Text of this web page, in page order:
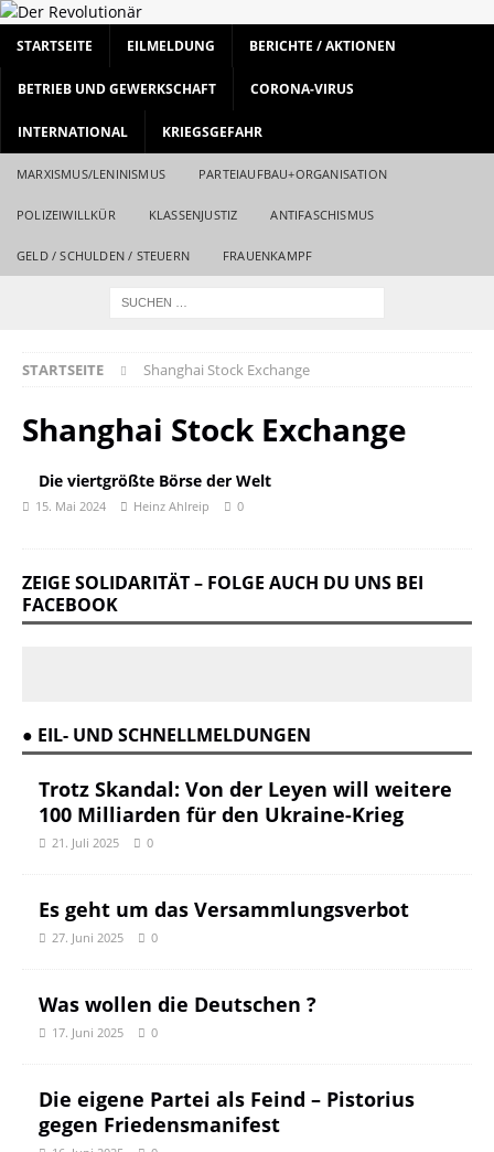
STARTSEITE EILMELDUNG BERICHTE / AKTIONEN
BETRIEB UND GEWERKSCHAFT CORONA-VIRUS
INTERNATIONAL KRIEGSGEFAHR
MARXISMUS/LENINISMUS PARTEIAUFBAU+ORGANISATION
POLIZEIWILLKÜR KLASSENJUSTIZ ANTIFASCHISMUS
GELD / SCHULDEN / STEUERN FRAUENKAMPF
STARTSEITE Shanghai Stock Exchange
Shanghai Stock Exchange
Die viertgrößte Börse der Welt
15. Mai 2024 Heinz Ahlreip 0
ZEIGE SOLIDARITÄT – FOLGE AUCH DU UNS BEI
FACEBOOK
● EIL- UND SCHNELLMELDUNGEN
Trotz Skandal: Von der Leyen will weitere
100 Milliarden für den Ukraine-Krieg
21. Juli 2025 0
Es geht um das Versammlungsverbot
27. Juni 2025 0
Was wollen die Deutschen ?
17. Juni 2025 0
Die eigene Partei als Feind – Pistorius
gegen Friedensmanifest